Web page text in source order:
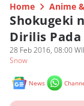
Home Anime
Shokugeki
Dirilis Pada
28 Feb 2016, 08:00
Snow
News